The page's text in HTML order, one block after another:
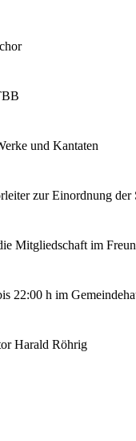
und Kantaten
zur Einordnung
Mitgliedschaft im
22:00 h im
Harald Röhrig